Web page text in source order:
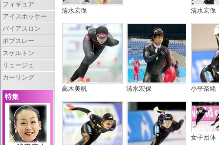
清水宏保 清水宏保
高木美帆 清水宏保 小平奈緒
女子団体
フィギュア
アイスホッケー
バイアスロン
ボブスレー
スケルトン
リュージュ
カーリング
特集